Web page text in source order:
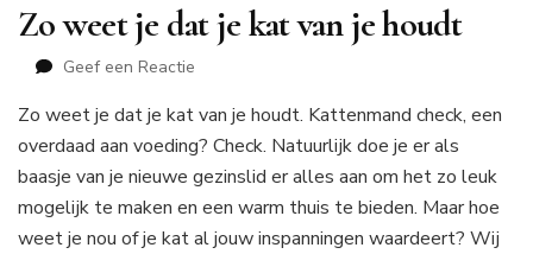
Zo weet je dat je kat van je houdt
Geef een Reactie
weet
je
je
kat
van
Zo weet je dat je kat van je houdt. Kattenmand check, een
overdaad aan voeding? Check. Natuurlijk doe je er als
baasje van je nieuwe gezinslid er alles aan om het zo leuk
mogelijk te maken en een warm thuis te bieden. Maar hoe
weet je nou of je kat al jouw inspanningen waardeert? Wij